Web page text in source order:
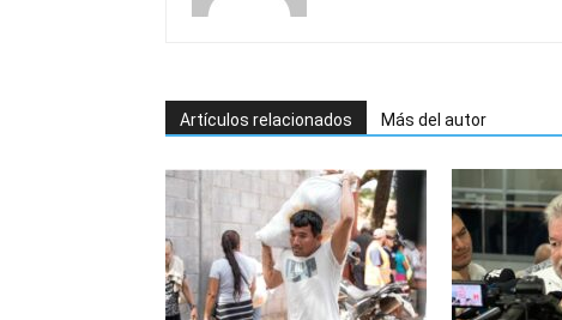
Artículos relacionados Más del autor